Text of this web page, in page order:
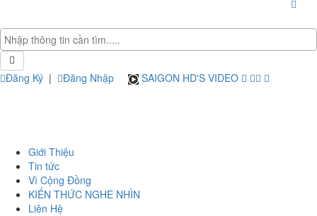
Đăng Ký | Đăng Nhập SAIGON HD'S VIDEO
Giới Thiệu
Tin tức
Vì Cộng Đồng
KIẾN THỨC NGHE NHÌN
Liên Hệ